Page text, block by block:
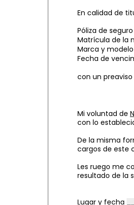
En calidad de
Póliza de
Matrícula de la
Marca y
Fecha de
con un
Mi voluntad de
con lo
De la misma
cargos de este
Les ruego me
resultado de la
Lugar y fecha